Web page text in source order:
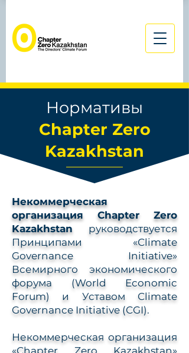
Нормативы
Chapter Zero
Kazakhstan
Некоммерческая
организация Chapter Zero
Kazakhstan
руководствуется
Принципами «Climate
Governance Initiative»
Всемирного экономического
форума (World Economic
Forum) и Уставом Climate
Governance Initiative (CGI).
Некоммерческая организация
«Chapter Zero Kazakhstan»